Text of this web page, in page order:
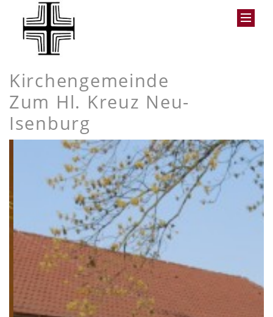
Kirchengemeinde
Zum Hl. Kreuz Neu-
Isenburg